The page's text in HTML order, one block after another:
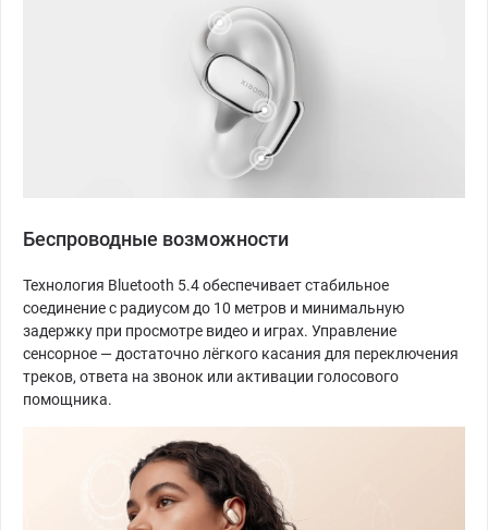
Беспроводные возможности
Технология Bluetooth 5.4 обеспечивает стабильное
соединение с радиусом до 10 метров и минимальную
задержку при просмотре видео и играх. Управление
сенсорное — достаточно лёгкого касания для переключения
треков, ответа на звонок или активации голосового
помощника.